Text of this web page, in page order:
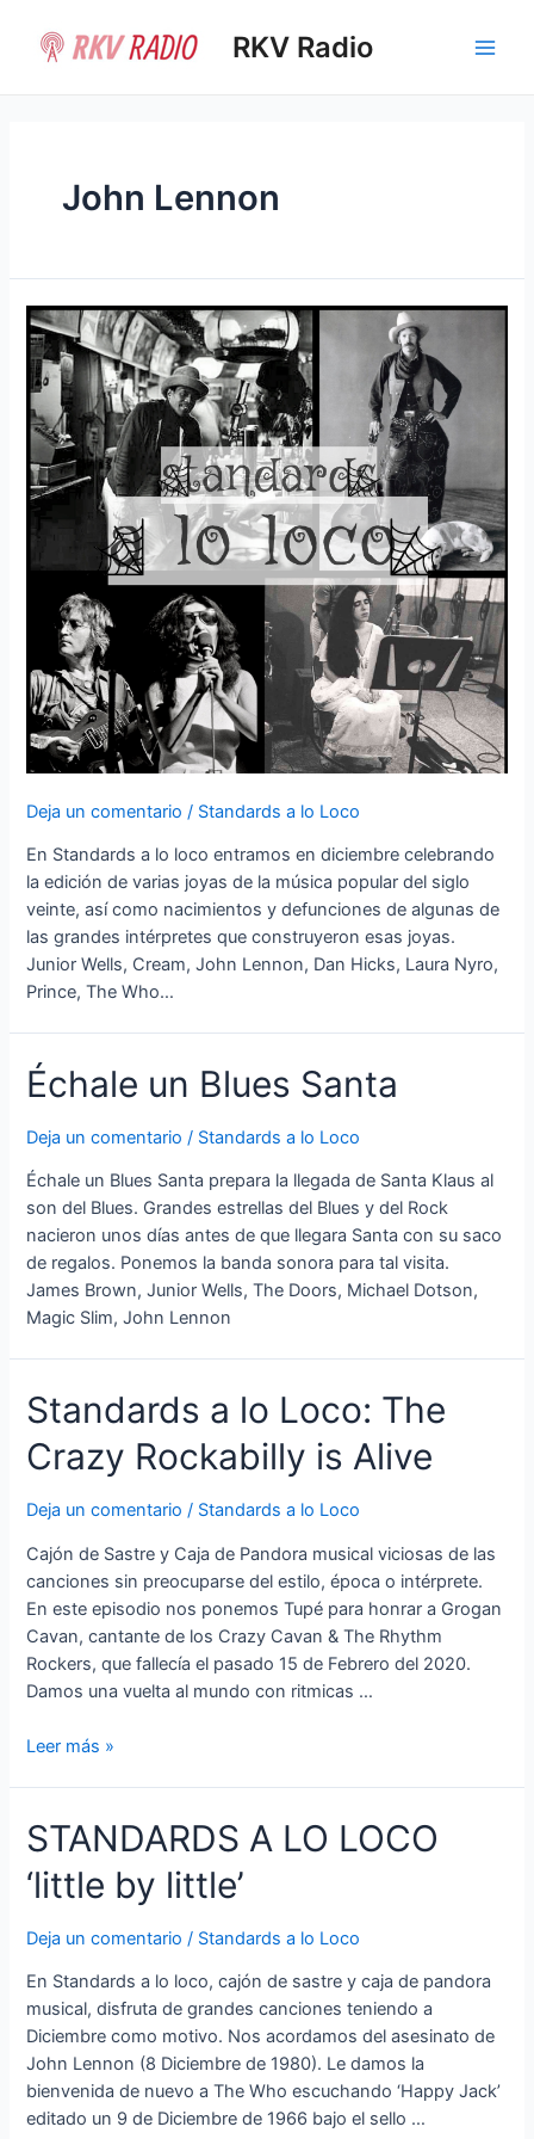
contenido
RKV Radio
John Lennon
Deja un comentario / Standards a lo Loco
En Standards a lo loco entramos en diciembre celebrando
la edición de varias joyas de la música popular del siglo
veinte, así como nacimientos y defunciones de algunas de
las grandes intérpretes que construyeron esas joyas.
Junior Wells, Cream, John Lennon, Dan Hicks, Laura Nyro,
Prince, The Who…
Échale un Blues Santa
Deja un comentario / Standards a lo Loco
Échale un Blues Santa prepara la llegada de Santa Klaus al
son del Blues. Grandes estrellas del Blues y del Rock
nacieron unos días antes de que llegara Santa con su saco
de regalos. Ponemos la banda sonora para tal visita.
James Brown, Junior Wells, The Doors, Michael Dotson,
Magic Slim, John Lennon
Standards a lo Loco: The
Crazy Rockabilly is Alive
Deja un comentario / Standards a lo Loco
Cajón de Sastre y Caja de Pandora musical viciosas de las
canciones sin preocuparse del estilo, época o intérprete.
En este episodio nos ponemos Tupé para honrar a Grogan
Cavan, cantante de los Crazy Cavan & The Rhythm
Rockers, que fallecía el pasado 15 de Febrero del 2020.
Damos una vuelta al mundo con ritmicas …
Standards
Loco:
The
Crazy
is
Leer más »
STANDARDS A LO LOCO
‘little by little’
Deja un comentario / Standards a lo Loco
En Standards a lo loco, cajón de sastre y caja de pandora
musical, disfruta de grandes canciones teniendo a
Diciembre como motivo. Nos acordamos del asesinato de
John Lennon (8 Diciembre de 1980). Le damos la
bienvenida de nuevo a The Who escuchando ‘Happy Jack’
editado un 9 de Diciembre de 1966 bajo el sello …